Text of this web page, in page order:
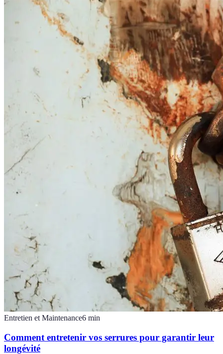
Entretien et Maintenance6 min
Comment entretenir vos serrures pour garantir leur
longévité